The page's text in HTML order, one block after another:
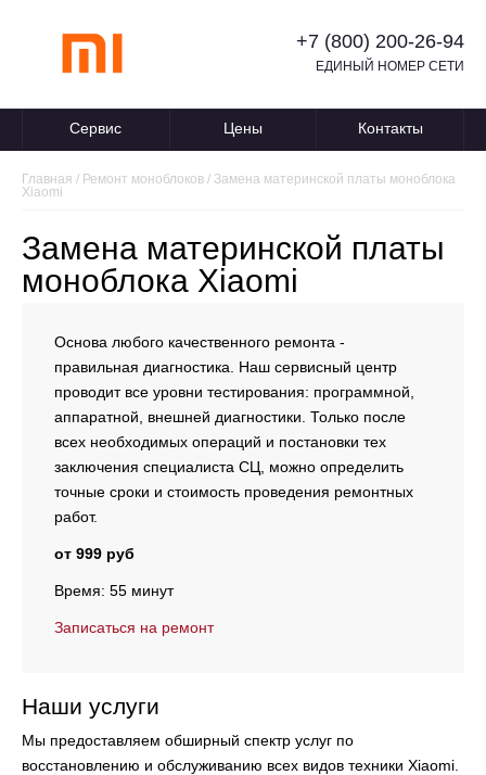
+7 (800) 200-26-94
ЕДИНЫЙ НОМЕР СЕТИ
Сервис Цены Контакты
Главная / Ремонт моноблоков / Замена материнской платы моноблока
Xiaomi
Замена материнской платы
моноблока Xiaomi
Основа любого качественного ремонта -
правильная диагностика. Наш сервисный центр
проводит все уровни тестирования: программной,
аппаратной, внешней диагностики. Только после
всех необходимых операций и постановки тех
заключения специалиста СЦ, можно определить
точные сроки и стоимость проведения ремонтных
работ.
от 999 руб
Время: 55 минут
Записаться на ремонт
Наши услуги
Мы предоставляем обширный спектр услуг по
восстановлению и обслуживанию всех видов техники Xiaomi.